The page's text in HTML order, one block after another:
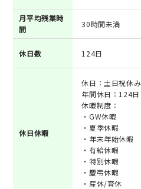
月平均残業時
間
30時間未満
休日数 124日
休日休暇
休日：土日祝休み
年間休日：124日
休暇制度：
・GW休暇
・夏季休暇
・年末年始休暇
・有給休暇
・特別休暇
・慶弔休暇
・産休/育休